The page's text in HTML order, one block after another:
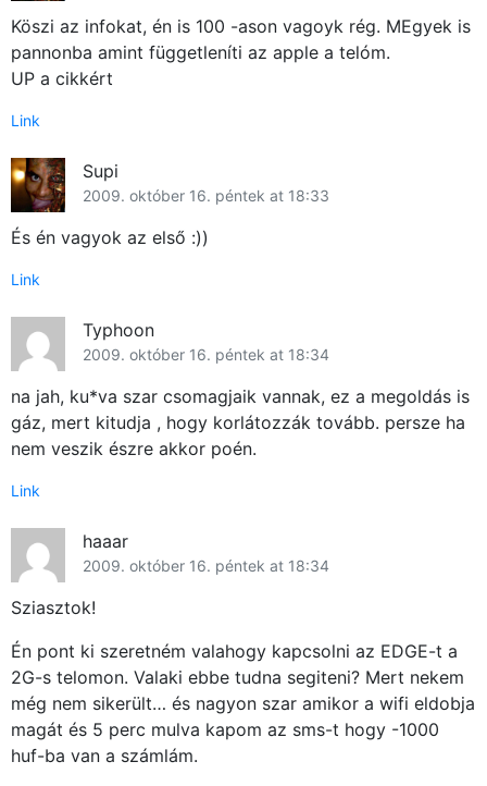
Köszi az infokat, én is 100 -ason vagoyk rég. MEgyek is
pannonba amint függetleníti az apple a telóm.
UP a cikkért
Link
Supi
2009. október 16. péntek at 18:33
És én vagyok az első :))
Link
Typhoon
2009. október 16. péntek at 18:34
na jah, ku*va szar csomagjaik vannak, ez a megoldás is
gáz, mert kitudja , hogy korlátozzák tovább. persze ha
nem veszik észre akkor poén.
Link
haaar
2009. október 16. péntek at 18:34
Sziasztok!
Én pont ki szeretném valahogy kapcsolni az EDGE-t a
2G-s telomon. Valaki ebbe tudna segiteni? Mert nekem
még nem sikerült… és nagyon szar amikor a wifi eldobja
magát és 5 perc mulva kapom az sms-t hogy -1000
huf-ba van a számlám.